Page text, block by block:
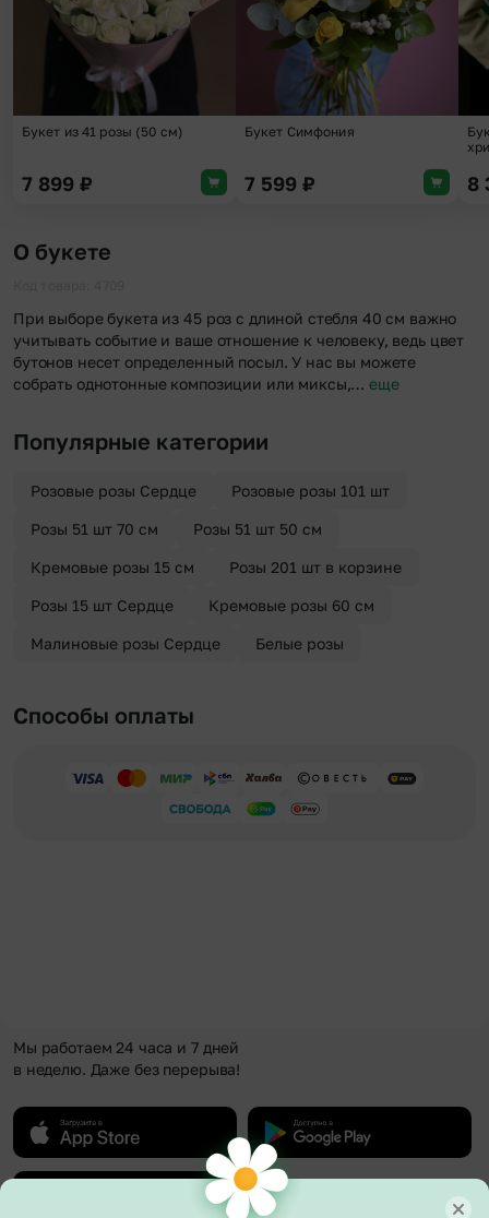
Букет из 41 розы (50 см)
7 899 ₽
Букет Симфония
7 599 ₽ 8
О букете
При выборе букета из 45 роз с длиной стебля 40 см важно
учитывать событие и ваше отношение к человеку, ведь цвет
бутонов несет определенный посыл. У нас вы можете
собрать однотонные композиции или миксы,… еще
Популярные категории
Розовые розы Сердце Розовые розы 101 шт
Розы 51 шт 70 см Розы 51 шт 50 см
Кремовые розы 15 см Розы 201 шт в корзине
Розы 15 шт Сердце Кремовые розы 60 см
Малиновые розы Сердце Белые розы
Способы оплаты
Мы работаем 24 часа и 7 дней
в неделю. Даже без перерыва!